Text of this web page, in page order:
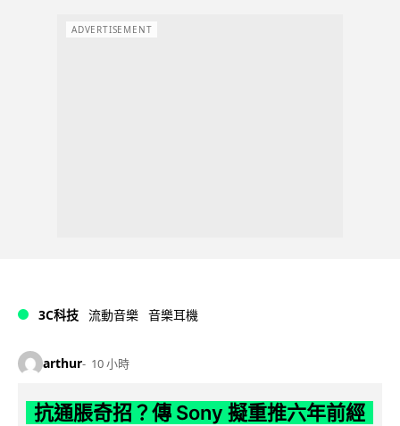
ADVERTISEMENT
3C科技 流動音樂 音樂耳機
arthur 10 小時
抗通脹奇招？傳 Sony 擬重推六年前經